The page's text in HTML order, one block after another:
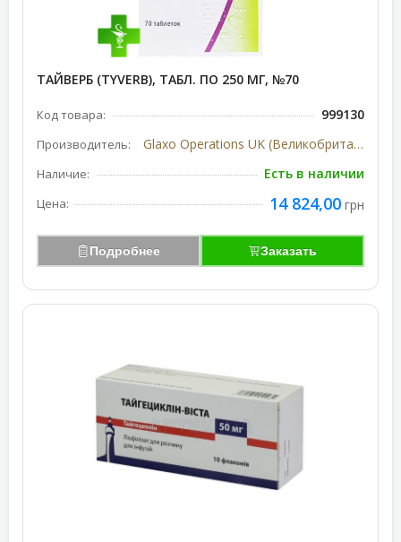
ТАЙВЕРБ (TYVERB), ТАБЛ. ПО 250 МГ, №70
Код товара: 999130
Производитель: Glaxo Operations UK (Великобритания)
Наличие: Есть в наличии
Цена: 14 824,00 грн
Подробнее Заказать